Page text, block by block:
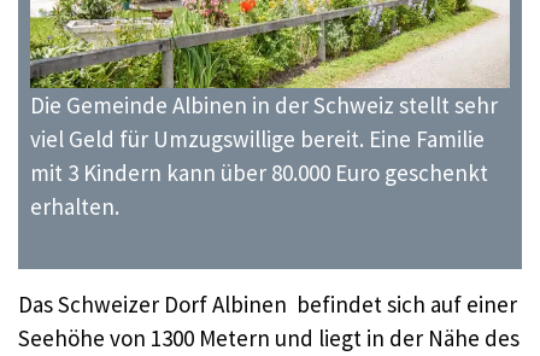
Die Gemeinde Albinen in der Schweiz stellt sehr
viel Geld für Umzugswillige bereit. Eine Familie
mit 3 Kindern kann über 80.000 Euro geschenkt
erhalten.
Das Schweizer Dorf Albinen befindet sich auf einer
Seehöhe von 1300 Metern und liegt in der Nähe des